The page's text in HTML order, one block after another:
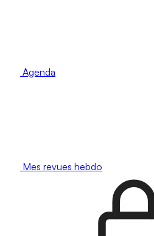
Agenda
Mes revues hebdo